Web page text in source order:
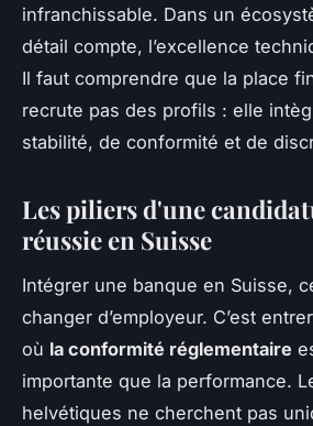
infranchissable. Dans un
détail compte, l’excellence
Il faut comprendre que la place
recrute pas des profils : elle
stabilité, de conformité et de
Les piliers d'une
réussie en Suisse
Intégrer une banque en Suisse,
changer d’employeur. C’est
où la conformité réglementaire
importante que la performance.
helvétiques ne cherchent pas